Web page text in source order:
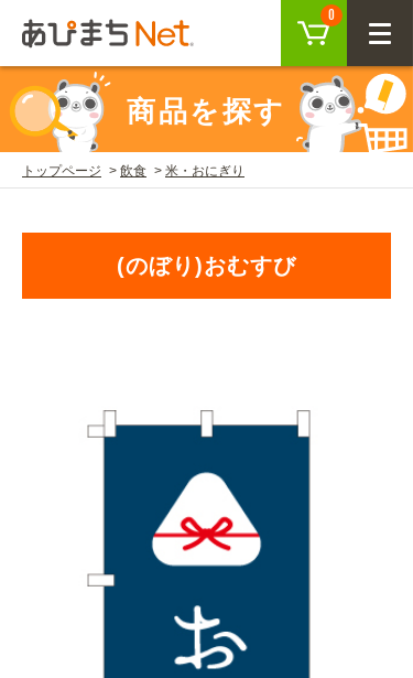
0
CLOSE
ログイン
会員登録
注目キーワード
韓国グルメ 駐車場
CATEGORY
ご利用ガイド トップ
取り扱い商品一覧
既製デザイン商品注文方法
オリジナルオーダー注文方法
初めての方へ
BEGINNER'S GUIDE
商品を探す
トップページ 飲食 米・おにぎり
(のぼり)おむすび